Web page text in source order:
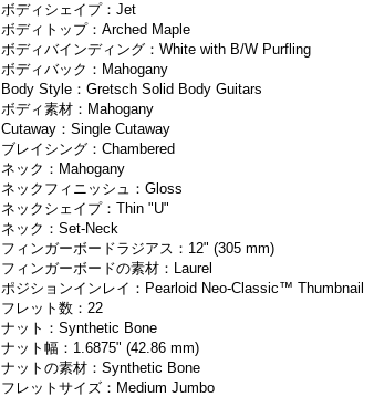
ボディシェイプ：Jet
ボディトップ：Arched Maple
ボディバインディング：White with B/W Purfling
ボディバック：Mahogany
Body Style：Gretsch Solid Body Guitars
ボディ素材：Mahogany
Cutaway：Single Cutaway
ブレイシング：Chambered
ネック：Mahogany
ネックフィニッシュ：Gloss
ネックシェイプ：Thin "U"
ネック：Set-Neck
フィンガーボードラジアス：12" (305 mm)
フィンガーボードの素材：Laurel
ポジションインレイ：Pearloid Neo-Classic™ Thumbnail
フレット数：22
ナット：Synthetic Bone
ナット幅：1.6875" (42.86 mm)
ナットの素材：Synthetic Bone
フレットサイズ：Medium Jumbo